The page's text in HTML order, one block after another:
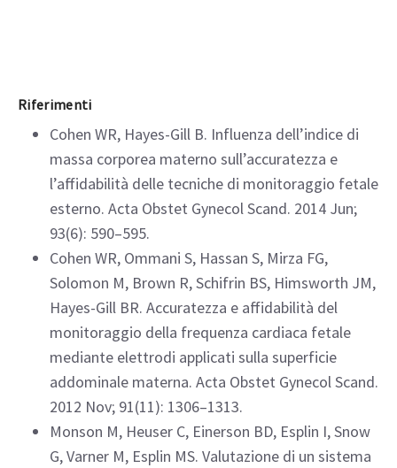
Riferimenti
Cohen WR, Hayes-Gill B. Influenza dell’indice di
massa corporea materno sull’accuratezza e
l’affidabilità delle tecniche di monitoraggio fetale
esterno. Acta Obstet Gynecol Scand. 2014 Jun;
93(6): 590–595.
Cohen WR, Ommani S, Hassan S, Mirza FG,
Solomon M, Brown R, Schifrin BS, Himsworth JM,
Hayes-Gill BR. Accuratezza e affidabilità del
monitoraggio della frequenza cardiaca fetale
mediante elettrodi applicati sulla superficie
addominale materna. Acta Obstet Gynecol Scand.
2012 Nov; 91(11): 1306–1313.
Monson M, Heuser C, Einerson BD, Esplin I, Snow
G, Varner M, Esplin MS. Valutazione di un sistema